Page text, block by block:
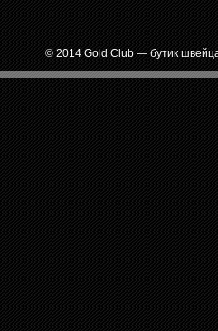
© 2014 Gold Club — бутик